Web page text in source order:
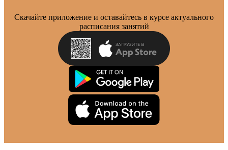
Скачайте приложение и оставайтесь в курсе актуального
расписания занятий